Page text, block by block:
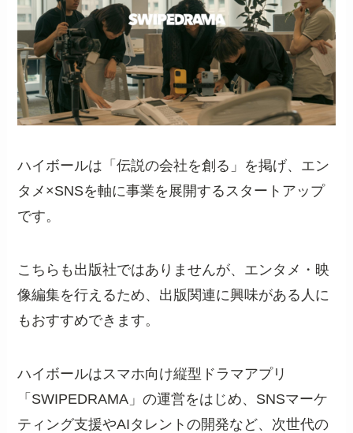
ハイボールは「伝説の会社を創る」を掲げ、エン
タメ×SNSを軸に事業を展開するスタートアップ
です。
こちらも出版社ではありませんが、エンタメ・映
像編集を行えるため、出版関連に興味がある人に
もおすすめできます。
ハイボールはスマホ向け縦型ドラマアプリ
「SWIPEDRAMA」の運営をはじめ、SNSマーケ
ティング支援やAIタレントの開発など、次世代の